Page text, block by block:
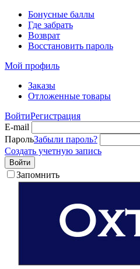
Бонусные баллы
Где забрать
Возврат
Восстановить пароль
Мой профиль
Заказы
Отложенные товары
ВойтиРегистрация
E-mail
ПарольЗабыли пароль?
Создать учетную запись
Войти
Запомнить